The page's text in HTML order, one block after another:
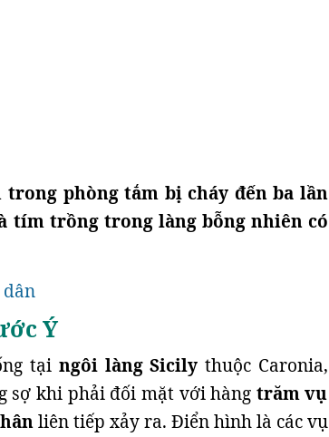
phòng tắm bị cháy đến ba lần
tím trồng trong làng bỗng nhiên có
Ý
tại ngôi làng Sicily thuộc Caronia,
sợ khi phải đối mặt với hàng trăm vụ
liên tiếp xảy ra. Điển hình là các vụ